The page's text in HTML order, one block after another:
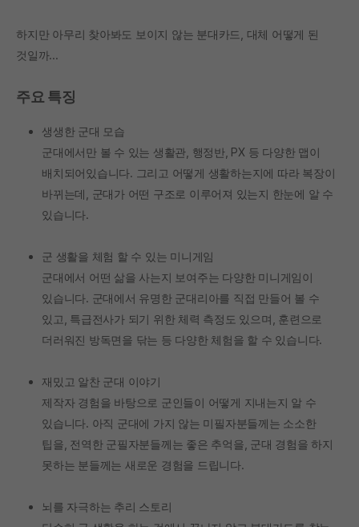
하지만 아무리 찾아봐도 보이지 않는 분대카드, 대체 어떻게 된
것일까...
주요 특징
생생한 군대 모습
군대에서만 볼 수 있는 생활관, 행정반, PX 등 다양한 맵이
배치되어있습니다. 그리고 어떻게 생활하는지에 따라 복장이
바뀌는데, 군대가 어떤 구조로 이루어져 있는지 한눈에 알 수
있습니다.
군 생활을 체험 할 수 있는 미니게임
군대에서 어떤 삶을 사는지 보여주는 다양한 미니게임이
있습니다. 군대에서 유명한 군대리아를 직접 만들어 볼 수
있고, 특급전사가 되기 위한 체력 측정도 있으며, 훈련으로
더러워진 방독면을 닦는 등 다양한 체험을 할 수 있습니다.
재밌고 알찬 군대 이야기
제작자 경험을 바탕으로 군인들이 어떻게 지내는지 알 수
있습니다. 아직 군대에 가지 않는 미필자분들께는 소소한
팁을, 전역한 군필자분들께는 좋은 추억을, 군대 경험을 하지
못하는 분들께는 새로운 경험을 드립니다.
뇌를 자극하는 추리 스토리